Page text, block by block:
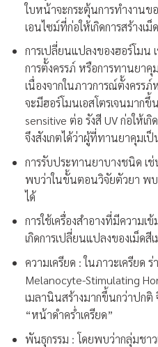
ใบหน้าจะกระตุ้นการทำงานข
เอนไซม์ที่ก่อให้เกิดการสร้างเ
การเปลี่ยนแปลงของฮอร์โมน
การตั้งครรภ์ หรือการทานยาคุ
เนื่องจากในภาวการณ์ตั้งครร
จะมีฮอร์โมนเอสโตรเจนมาก
sensitive ต่อ รังสี UV ก่อให้เ
จึงสังเกตได้ว่าผู้ที่ทานยาคุมเ
การรับประทานยาบางชนิด เ
พบว่าในขั้นตอนวิจัยตัวยา พบ
ได้
การใช้เครื่องสำอางที่มีความเ
เกิดการเปลี่ยนแปลงของเม็ด
ความเครียด : ในภาวะเครียด
Melanocyte-Stimulating
เมลานินสร้างมากขึ้นกว่าปกติ
“หน้าดำคร่ำเครียด”
พันธุกรรม : โดยพบว่ากลุ่มชา